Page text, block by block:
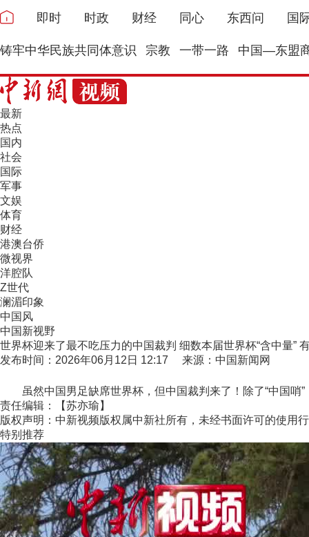
即时 时政 财经 同心 东西问 国
铸牢中华民族共同体意识 宗教 一带一路 中国—东盟
最新
热点
国内
社会
国际
军事
文娱
体育
财经
港澳台侨
微视界
洋腔队
Z世代
澜湄印象
中国风
中国新视野
世界杯迎来了最不吃压力的中国裁判 细数本届世界杯“含中量”
发布时间：2026年06月12日 12:17 来源：中国新闻网
虽然中国男足缺席世界杯，但中国裁判来了！除了“中国哨”
责任编辑：【苏亦瑜】
版权声明：中新视频版权属中新社所有，未经书面许可的使用
特别推荐